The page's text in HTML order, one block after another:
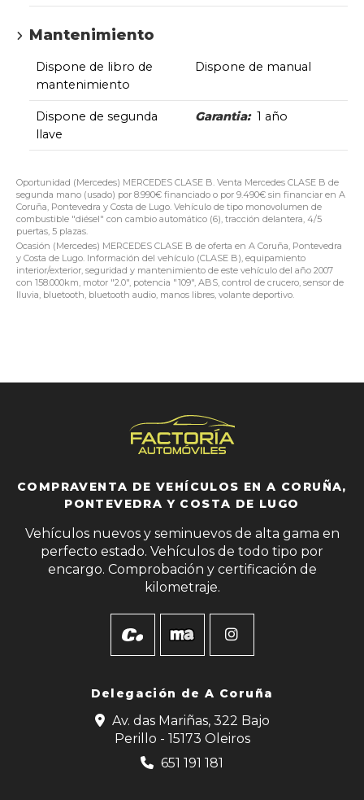
Mantenimiento
Dispone de libro de
mantenimiento
Dispone de manual
Dispone de segunda
llave
Garantia: 1 año
Oportunidad (Mercedes) MERCEDES CLASE B. Venta Mercedes CLASE B de
segunda mano (usado) por 8.990€ financiado o por 9.490€ sin financiar en A
Coruña, Pontevedra y Costa de Lugo. Vehículo de tipo monovolumen de
combustible "diésel" con cambio automático (6), tracción delantera, 4/5
puertas, 5 plazas.
Ocasión (Mercedes) MERCEDES CLASE B de oferta en A Coruña, Pontevedra
y Costa de Lugo. Información del vehículo (CLASE B), equipamiento
interior/exterior, seguridad y mantenimiento de este vehículo del año 2007
con 158.000km, motor "2.0", potencia "109", ABS, control de crucero, sensor de
lluvia, bluetooth, bluetooth audio, manos libres, volante deportivo.
COMPRAVENTA DE VEHÍCULOS EN A CORUÑA,
PONTEVEDRA Y COSTA DE LUGO
Vehículos nuevos y seminuevos de alta gama en
perfecto estado. Vehículos de todo tipo por
encargo. Comprobación y certificación de
kilometraje.
Delegación deA Coruña
Av. das Mariñas, 322 Bajo
Perillo - 15173 Oleiros
651 191 181